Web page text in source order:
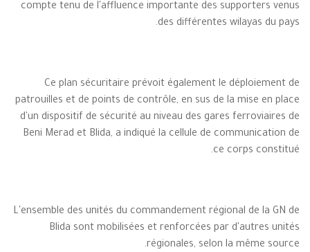
compte tenu de l'affluence importante des supporters venus
des différentes wilayas du pays.
Ce plan sécuritaire prévoit également le déploiement de
patrouilles et de points de contrôle, en sus de la mise en place
d'un dispositif de sécurité au niveau des gares ferroviaires de
Beni Merad et Blida, a indiqué la cellule de communication de
ce corps constitué.
L'ensemble des unités du commandement régional de la GN de
Blida sont mobilisées et renforcées par d'autres unités
régionales, selon la même source.